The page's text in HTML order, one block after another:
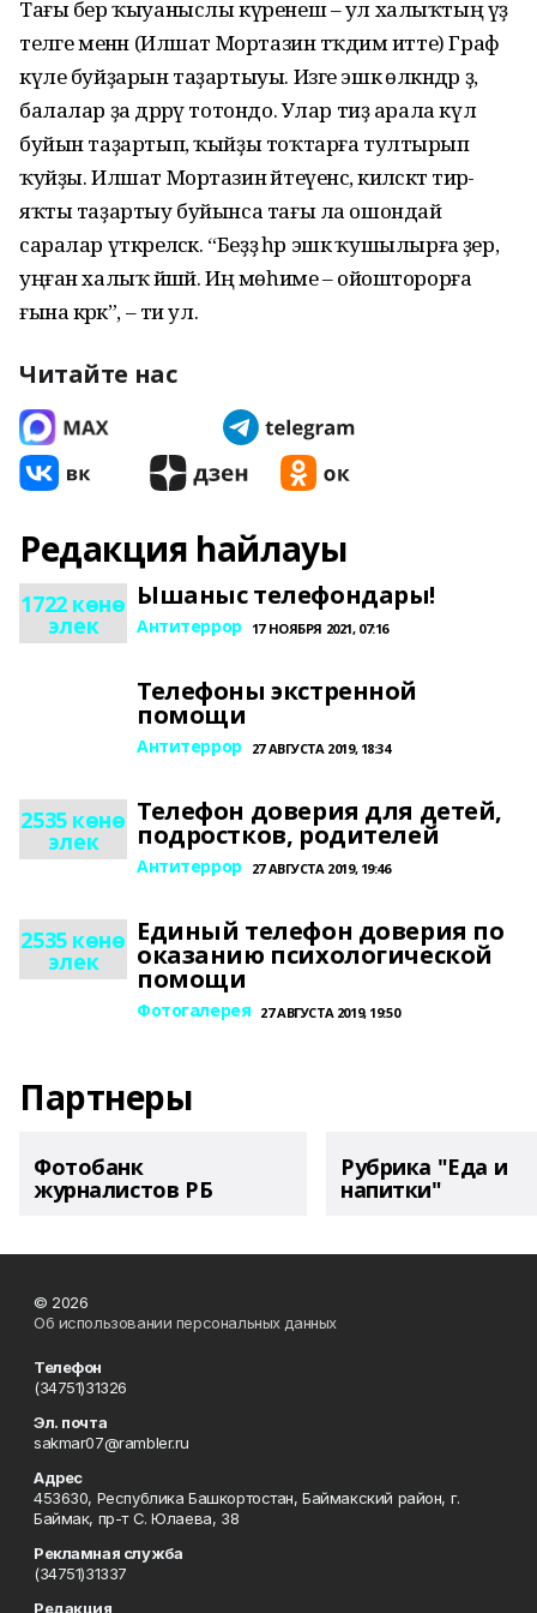
Тағы бер ҡыуаныслы күренеш – ул халыҡтың үҙ
теләге менән (Илшат Мортазин тәҡдим итте) Граф
күле буйҙарын таҙартыуы. Изге эшкә өлкәндәр ҙә,
балалар ҙа дәррәү тотондо. Улар тиҙ арала күл
буйын таҙартып, ҡыйҙы тоҡтарға тултырып
ҡуйҙы. Илшат Мортазин әйтеүенсә, киләсәктә тирә-
яҡты таҙартыу буйынса тағы ла ошондай
саралар үткәреләсәк. “Беҙҙә һәр эшкә ҡушылырға әҙер,
уңған халыҡ йәшәй. Иң мөһиме – ойошторорға
ғына кәрәк”, – ти ул.
Читайте нас
Редакция һайлауы
1722 көнө
элек
Ышаныс телефондары!
Антитеррор 17 НОЯБРЯ 2021, 07:16
Телефоны экстренной
помощи
Антитеррор 27 АВГУСТА 2019, 18:34
2535 көнө
элек
Телефон доверия для детей,
подростков, родителей
Антитеррор 27 АВГУСТА 2019, 19:46
2535 көнө
элек
Единый телефон доверия по
оказанию психологической
помощи
Фотогалерея 27 АВГУСТА 2019, 19:50
Партнеры
Фотобанк
журналистов РБ
Рубрика "Еда и
напитки"
© 2026
Об использовании персональных данных
Телефон
(34751)31326
Эл. почта
sakmar07@rambler.ru
Адрес
453630, Республика Башкортостан, Баймакский район, г.
Баймак, пр-т С. Юлаева, 38
Рекламная служба
(34751)31337
Редакция